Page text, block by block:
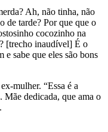
Ah, não tinha, não
de tarde? Por que que o
cocozinho na
[trecho inaudível] É o
sabe que eles são bons
mulher. “Essa é a
Mãe dedicada, que ama o